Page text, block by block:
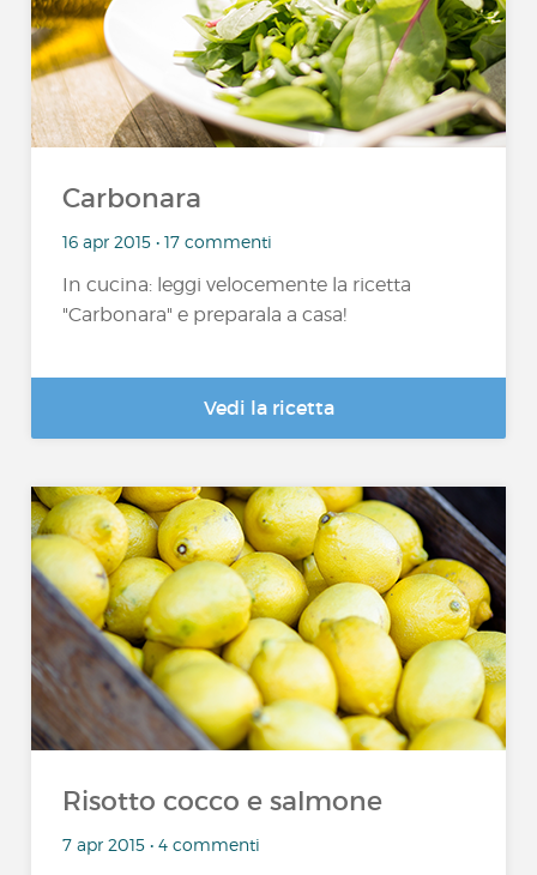
Carbonara
16 apr 2015 • 17 commenti
In cucina: leggi velocemente la ricetta
"Carbonara" e preparala a casa!
Vedi la ricetta
Risotto cocco e salmone
7 apr 2015 • 4 commenti